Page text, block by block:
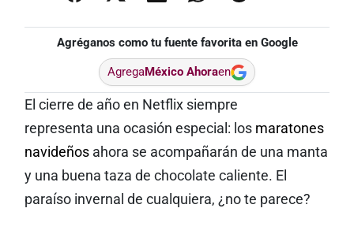
Agréganos como tu fuente favorita en Google
AgregaMéxico Ahoraen
El cierre de año en Netflix siempre
representa una ocasión especial: los maratones
navideñosahora se acompañarán de una manta
y una buena taza de chocolate caliente. El
paraíso invernal de cualquiera, ¿no te parece?